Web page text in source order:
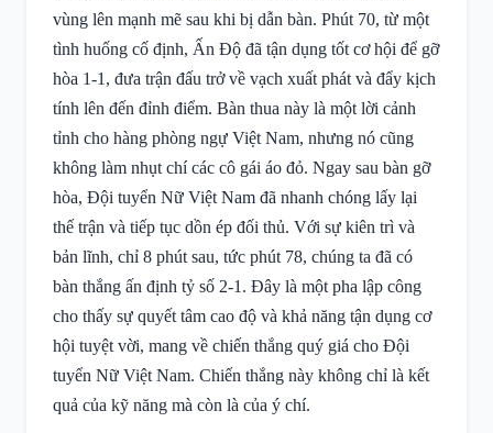
vùng lên mạnh mẽ sau khi bị dẫn bàn. Phút 70, từ một
tình huống cố định, Ấn Độ đã tận dụng tốt cơ hội để gỡ
hòa 1-1, đưa trận đấu trở về vạch xuất phát và đẩy kịch
tính lên đến đỉnh điểm. Bàn thua này là một lời cảnh
tỉnh cho hàng phòng ngự Việt Nam, nhưng nó cũng
không làm nhụt chí các cô gái áo đỏ. Ngay sau bàn gỡ
hòa, Đội tuyển Nữ Việt Nam đã nhanh chóng lấy lại
thế trận và tiếp tục dồn ép đối thủ. Với sự kiên trì và
bản lĩnh, chỉ 8 phút sau, tức phút 78, chúng ta đã có
bàn thắng ấn định tỷ số 2-1. Đây là một pha lập công
cho thấy sự quyết tâm cao độ và khả năng tận dụng cơ
hội tuyệt vời, mang về chiến thắng quý giá cho Đội
tuyển Nữ Việt Nam. Chiến thắng này không chỉ là kết
quả của kỹ năng mà còn là của ý chí.